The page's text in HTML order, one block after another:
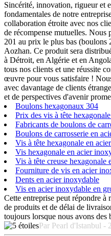
Sincérité, innovation, rigueur et
fondamentales de notre
collaboration étroite avec nos
de récompense mutuelles. Nous
201 au prix le plus bas
Aozhan. Ce produit sera
à Détroit, en Algérie et en
tous nos clients et une réussite
œuvre pour vous satisfaire !
avec davantage de clients
et de perspectives d'avenir
Boulons hexagonaux 304
Prix des vis à tête
Fabricants de boulons de
Boulons de carrosserie en
Vis à tête hexagonale en
Vis hexagonale en acier
Vis à tête creuse hexagonale
Fourniture de vis en acier
Dents en acier inoxydable
Vis en acier inoxydable en
Cette entreprise peut répondre à
de produits et de délai de
toujours lorsque nous avons des
Par Pearl d'Istanbul -